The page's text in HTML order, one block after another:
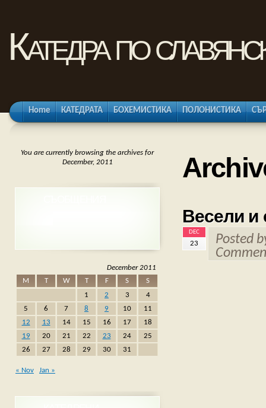
Катедра по
Home КАТЕДРАТА БОХЕМИСТИКА ПОЛОНИСТИКА
Весели и
DEC
23
Posted
You are currently browsing the archives for
December, 2011
December 2011
M
T W T F S
S
1
2 3
4
5
6 7 8 9 10
11
12
13 14 15 16 17
18
19
20 21 22 23 24
25
26
27 28 29 30 31
« Nov Jan »